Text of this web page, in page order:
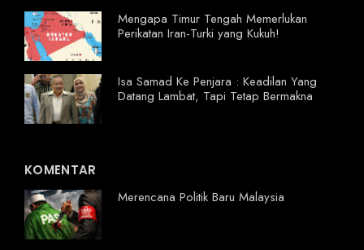
Mengapa Timur Tengah Memerlukan
Perikatan Iran-Turki yang Kukuh!
Isa Samad Ke Penjara : Keadilan Yang
Datang Lambat, Tapi Tetap Bermakna
KOMENTAR
Merencana Politik Baru Malaysia